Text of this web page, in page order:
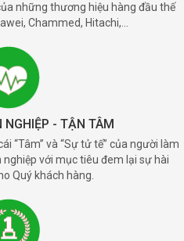
những thương hiệu hàng đầu thế
Chammed, Hitachi,...
NGHIỆP - TẬN TÂM
“Tâm” và “Sự tử tế” của người làm
với mục tiêu đem lại sự hài
Quý khách hàng.